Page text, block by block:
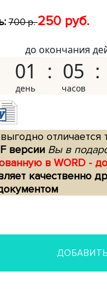
700 р.250 руб.
до окончания
01 05
отличается
версии Вы в
в WORD -
качественно